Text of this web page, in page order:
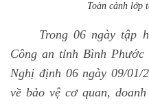
Toàn cảnh lớp
Trong 06 ngày tập
Công an tỉnh Bình
Nghị định 06 ngày 09/01/
về bảo vệ cơ quan,